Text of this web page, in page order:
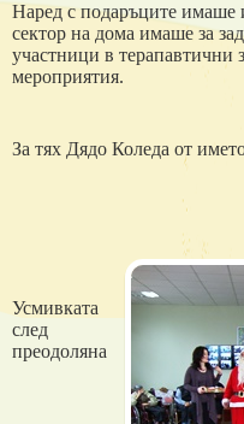
Наред с подаръците имаше
сектор на дома имаше за
участници в терапавтични
мероприятия.
За тях Дядо Коледа от
Усмивката
след
преодоляна